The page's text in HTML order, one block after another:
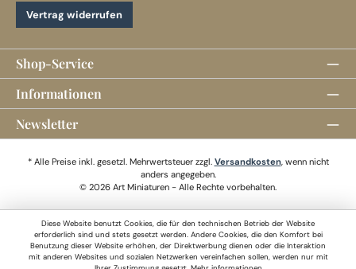
Vertrag widerrufen
Shop-Service
Informationen
Newsletter
* Alle Preise inkl. gesetzl. Mehrwertsteuer zzgl. Versandkosten, wenn nicht
anders angegeben.
© 2026 Art Miniaturen - Alle Rechte vorbehalten.
Diese Website benutzt Cookies, die für den technischen Betrieb der Website
erforderlich sind und stets gesetzt werden. Andere Cookies, die den Komfort bei
Benutzung dieser Website erhöhen, der Direktwerbung dienen oder die Interaktion
mit anderen Websites und sozialen Netzwerken vereinfachen sollen, werden nur mit